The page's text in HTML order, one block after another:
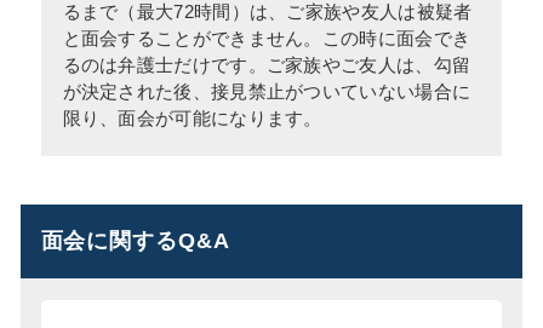
るまで（最大72時間）は、ご家族や友人は被疑者
と面会することができません。この時に面会でき
るのは弁護士だけです。ご家族やご友人は、勾留
が決定された後、接見禁止がついていない場合に
限り、面会が可能になります。
面会に関するQ&A